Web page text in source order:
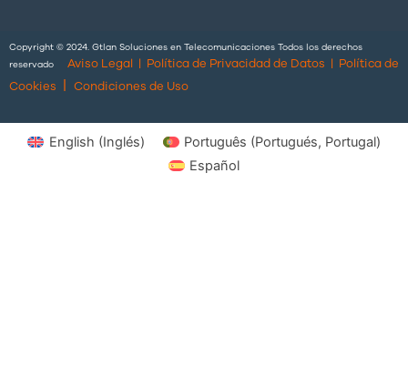
e
i
n
Copyright © 2024. Gtlan Soluciones en Telecomunicaciones Todos los derechos
reservado Aviso Legal | Política de Privacidad de Datos | Política de
Cookies | Condiciones de Uso
English (Inglés) Português (Portugués, Portugal)
Español